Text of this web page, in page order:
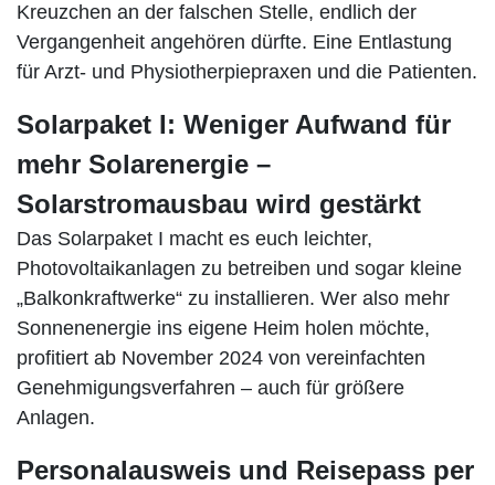
Kreuzchen an der falschen Stelle, endlich der
Vergangenheit angehören dürfte. Eine Entlastung
für Arzt- und Physiotherpiepraxen und die Patienten.
Solarpaket I: Weniger Aufwand für
mehr Solarenergie –
Solarstromausbau wird gestärkt
Das Solarpaket I macht es euch leichter,
Photovoltaikanlagen zu betreiben und sogar kleine
„Balkonkraftwerke“ zu installieren. Wer also mehr
Sonnenenergie ins eigene Heim holen möchte,
profitiert ab November 2024 von vereinfachten
Genehmigungsverfahren – auch für größere
Anlagen.
Personalausweis und Reisepass per